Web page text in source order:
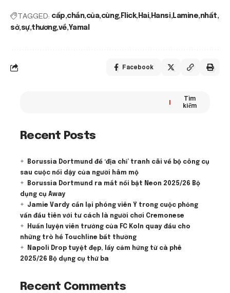
TAGGED: cấp chắn của cùng Flick Hai Hansi Lamine nhất
sở sự thương về Yamal
Facebook
Tìm
kiếm
Recent Posts
Borussia Dortmund để ‘địa chỉ’ tranh cãi về bộ công cụ
sau cuộc nổi dậy của người hâm mộ
Borussia Dortmund ra mắt nổi bật Neon 2025/26 Bộ
dụng cụ Away
Jamie Vardy cắn lại phóng viên Ý trong cuộc phỏng
vấn đầu tiên với tư cách là người chơi Cremonese
Huấn luyện viên trưởng của FC Koln quay đầu cho
những trò hề Touchline bất thường
Napoli Drop tuyệt đẹp, lấy cảm hứng từ cà phê
2025/26 Bộ dụng cụ thứ ba
Recent Comments